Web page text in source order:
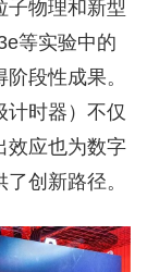
子物理和新型
等实验中的
段性成果。
计时器）不仅
效应也为数字
创新路径。